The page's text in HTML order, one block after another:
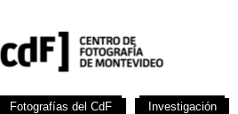
Fotografías del CdF Investigación